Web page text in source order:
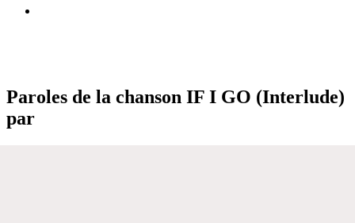
Paroles de la chanson IF I GO (Interlude)
par